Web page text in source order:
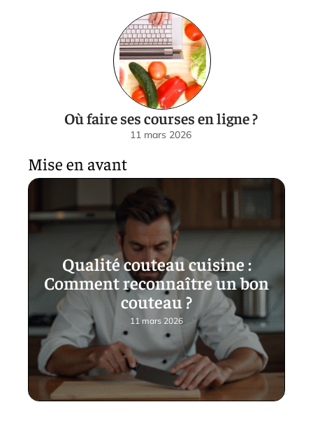
Où faire ses courses en ligne ?
11 mars 2026
Mise en avant
Qualité couteau cuisine :
Comment reconnaître un bon
couteau ?
11 mars 2026